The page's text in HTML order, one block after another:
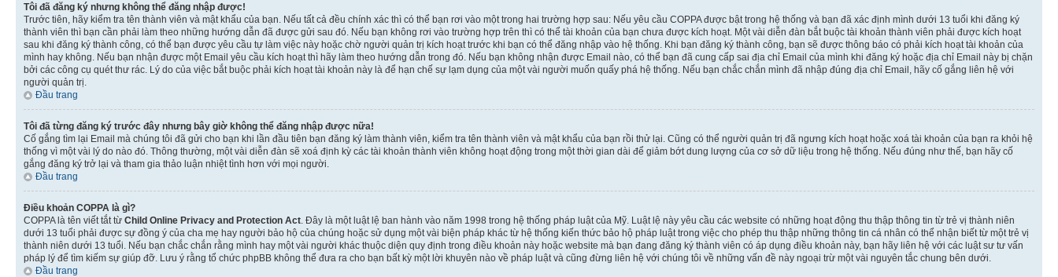
Tôi đã đăng ký nhưng không thể đăng nhập được!
Trước tiên, hãy kiểm tra tên thành viên và mật khẩu của bạn. Nếu tất cả đều chính xác thì có thể bạn rơi vào một trong hai trường hợp sau: Nếu yêu cầu COPPA được bật trong hệ thống và bạn đã xác định mình dưới 13 tuổi khi đăng ký
thành viên thì bạn cần phải làm theo những hướng dẫn đã được gửi sau đó. Nếu bạn không rơi vào trường hợp trên thì có thể tài khoản của bạn chưa được kích hoạt. Một vài diễn đàn bắt buộc tài khoản thành viên phải được kích hoạt
sau khi đăng ký thành công, có thể bạn được yêu cầu tự làm việc này hoặc chờ người quản trị kích hoạt trước khi bạn có thể đăng nhập vào hệ thống. Khi bạn đăng ký thành công, bạn sẽ được thông báo có phải kích hoạt tài khoản của
mình hay không. Nếu bạn nhận được một Email yêu cầu kích hoạt thì hãy làm theo hướng dẫn trong đó. Nếu bạn không nhận được Email nào, có thể bạn đã cung cấp sai địa chỉ Email của mình khi đăng ký hoặc địa chỉ Email này bị chặn
bởi các công cụ quét thư rác. Lý do của việc bắt buộc phải kích hoạt tài khoản này là để hạn chế sự lạm dụng của một vài người muốn quấy phá hệ thống. Nếu bạn chắc chắn mình đã nhập đúng địa chỉ Email, hãy cố gắng liên hệ với
người quản trị.
Đầu trang
Tôi đã từng đăng ký trước đây nhưng bây giờ không thể đăng nhập được nữa!
Cố gắng tìm lại Email mà chúng tôi đã gửi cho bạn khi lần đầu tiên bạn đăng ký làm thành viên, kiểm tra tên thành viên và mật khẩu của bạn rồi thử lại. Cũng có thể người quản trị đã ngưng kích hoạt hoặc xoá tài khoản của bạn ra khỏi hệ
thống vì một vài lý do nào đó. Thông thường, một vài diễn đàn sẽ xoá định kỳ các tài khoản thành viên không hoạt động trong một thời gian dài để giảm bớt dung lượng của cơ sở dữ liệu trong hệ thống. Nếu đúng như thế, bạn hãy cố
gắng đăng ký trở lại và tham gia thảo luận nhiệt tình hơn với mọi người.
Đầu trang
Điều khoản COPPA là gì?
COPPA là tên viết tắt từ Child Online Privacy and Protection Act . Đây là một luật lệ ban hành vào năm 1998 trong hệ thống pháp luật của Mỹ. Luật lệ này yêu cầu các website có những hoạt động thu thập thông tin từ trẻ vị thành niên
dưới 13 tuổi phải được sự đồng ý của cha mẹ hay người bảo hộ của chúng hoặc sử dụng một vài biện pháp khác từ hệ thống kiến thức bảo hộ pháp luật trong việc cho phép thu thập những thông tin cá nhân có thể nhận biết từ một trẻ vị
thành niên dưới 13 tuổi. Nếu bạn chắc chắn rằng mình hay một vài người khác thuộc diện quy định trong điều khoản này hoặc website mà bạn đang đăng ký thành viên có áp dụng điều khoản này, bạn hãy liên hệ với các luật sư tư vấn
pháp lý để tìm kiếm sự giúp đỡ. Lưu ý rằng tổ chức phpBB không thể đưa ra cho bạn bất kỳ một lời khuyên nào về pháp luật và cũng đừng liên hệ với chúng tôi về những vấn đề này ngoại trừ một vài nguyên tắc chung bên dưới.
Đầu trang